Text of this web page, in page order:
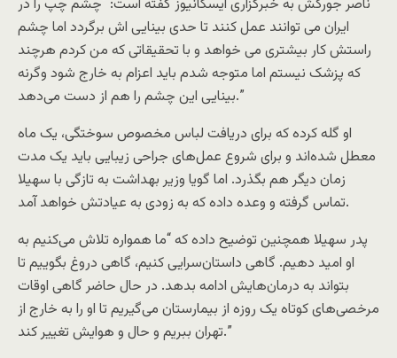
ناصر جورکش به خبرگزاری ایسکانیوز گفته است: “چشم چپ را در
ایران می توانند عمل کنند تا حدی بینایی اش برگردد اما چشم
راستش کار بیشتری می خواهد و با تحقیقاتی که من کردم هرچند
که پزشک نیستم اما متوجه شدم باید اعزام به خارج شود وگرنه
بینایی این چشم را هم از دست می‌دهد.”
او گله کرده که برای دریافت لباس مخصوص سوختگی، یک ماه
معطل شده‌اند و برای شروع عمل‌های جراحی زیبایی باید یک مدت
زمان دیگر هم بگذرد. اما گویا وزیر بهداشت به تازگی با سهیلا
تماس گرفته و وعده داده که به زودی به عیادتش خواهد آمد.
پدر سهیلا همچنین توضیح داده که “ما همواره تلاش می‌کنیم به
او امید دهیم. گاهی داستان‌سرایی کنیم، گاهی دروغ بگوییم تا
بتواند به درمان‌هایش ادامه بدهد. در حال حاضر گاهی اوقات
مرخصی‌های کوتاه یک روزه از بیمارستان می‌گیریم تا او را به خارج از
تهران ببریم و حال و هوایش تغییر کند.”